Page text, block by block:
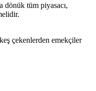
dönük tüm piyasacı,
çekenlerden emekçiler